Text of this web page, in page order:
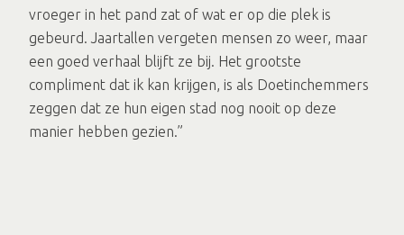
vroeger in het pand zat of wat er op die plek is
gebeurd. Jaartallen vergeten mensen zo weer, maar
een goed verhaal blijft ze bij. Het grootste
compliment dat ik kan krijgen, is als Doetinchemmers
zeggen dat ze hun eigen stad nog nooit op deze
manier hebben gezien.”